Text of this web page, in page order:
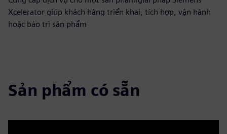
Xcelerator giúp khách hàng triển khai, tích hợp, vận hành
hoặc bảo trì sản phẩm
Sản phẩm có sẵn